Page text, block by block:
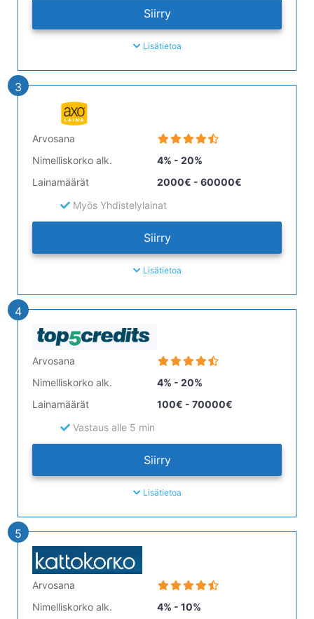
Siirry
Lisätietoa
3
Arvosana
Nimelliskorko alk.
4% - 20%
Lainamäärät
2000€ - 60000€
Myös Yhdistelylainat
Siirry
Lisätietoa
4
Arvosana
Nimelliskorko alk.
4% - 20%
Lainamäärät
100€ - 70000€
Vastaus alle 5 min
Siirry
Lisätietoa
5
Arvosana
Nimelliskorko alk.
4% - 10%